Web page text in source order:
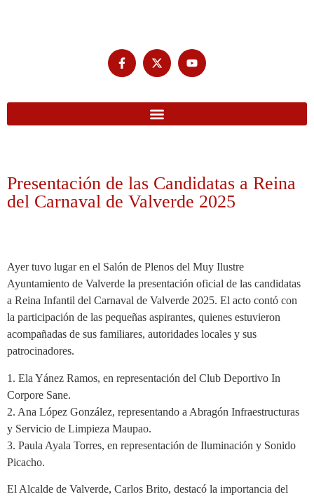
Presentación de las Candidatas a Reina
del Carnaval de Valverde 2025
Ayer tuvo lugar en el Salón de Plenos del Muy Ilustre
Ayuntamiento de Valverde la presentación oficial de las candidatas
a Reina Infantil del Carnaval de Valverde 2025. El acto contó con
la participación de las pequeñas aspirantes, quienes estuvieron
acompañadas de sus familiares, autoridades locales y sus
patrocinadores.
1. Ela Yánez Ramos, en representación del Club Deportivo In
Corpore Sane.
2. Ana López González, representando a Abragón Infraestructuras
y Servicio de Limpieza Maupao.
3. Paula Ayala Torres, en representación de Iluminación y Sonido
Picacho.
El Alcalde de Valverde, Carlos Brito, destacó la importancia del